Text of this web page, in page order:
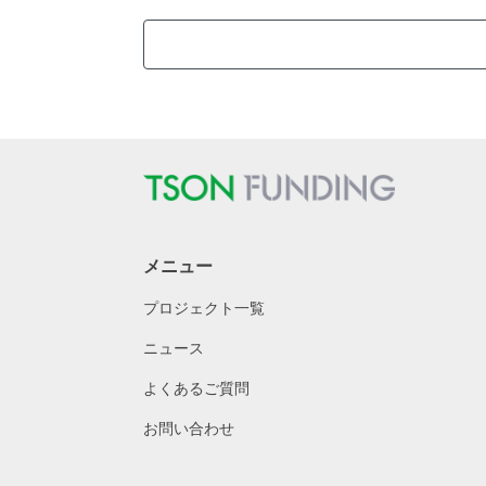
メニュー
プロジェクト一覧
ニュース
よくあるご質問
お問い合わせ